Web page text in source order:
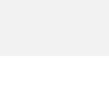
Acesse o perfil